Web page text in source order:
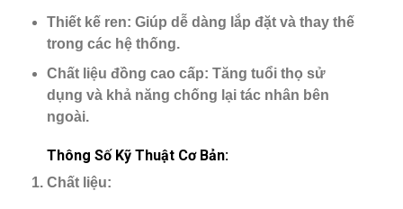
Thiết kế ren: Giúp dễ dàng lắp đặt và thay thế
trong các hệ thống.
Chất liệu đồng cao cấp: Tăng tuổi thọ sử
dụng và khả năng chống lại tác nhân bên
ngoài.
Thông Số Kỹ Thuật Cơ Bản:
Chất liệu: